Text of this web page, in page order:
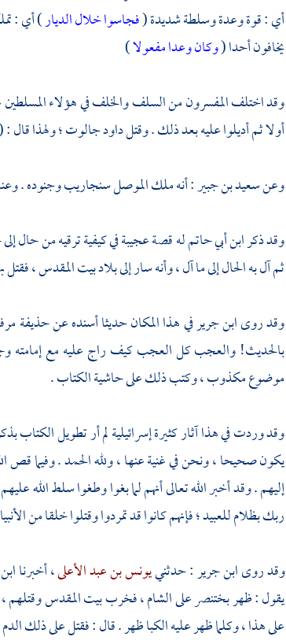
أي : قوة وعدة وسلطة شديدة (فجاسوا خلال الديار) أي :
يخافون أحدا (وكان وعدا مفعولا)
وقد اختلف المفسرون من السلف والخلف في هؤلاء
أولا ثم أديلوا عليه بعد ذلك . وقتلداودجالوت؛ ولهذا قال
وعنسعيد بن جبير: أنه ملك الموصل سنجاريب وجنوده .
وقد ذكرابن أبي حاتمله قصة عجيبة في كيفية ترقيه من حال
ثم آل به الحال إلى ما آل ، وأنه سار إلى بلادبيت المقدس، فقتل
وقد روىابن جريرفي هذا المكان حديثا أسنده عنحذيفة
بالحديث! والعجب كل العجب كيف راج عليه مع إمامته
موضوع مكذوب ، وكتب ذلك على حاشية الكتاب .
وقد وردت في هذا آثار كثيرة إسرائيلية لم أر تطويل
يكون صحيحا ، ونحن في غنية عنها ، ولله الحمد . وفيما قص
إليهم . وقد أخبر الله تعالى أنهم لما بغوا وطغوا سلط الله
ربك بظلام للعبيد ؛ فإنهم كانوا قد تمردوا وقتلوا خلقا من
وقد روىابن جرير: حدثنييونس بن عبد الأعلى، أخبرنا
يقول : ظهربختنصرعلىالشام، فخرببيت المقدسوقتلهم
على هذا ، وكلما ظهر عليه الكبا ظهر . قال : فقتل على ذلك